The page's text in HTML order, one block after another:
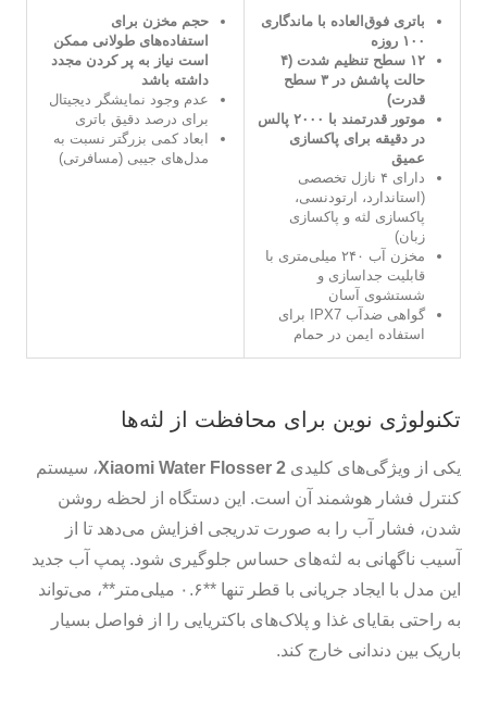
باتری فوق‌العاده با ماندگاری
۱۰۰ روزه
۱۲ سطح تنظیم شدت (۴
حالت پاشش در ۳ سطح
قدرت)
موتور قدرتمند با ۲۰۰۰ پالس
در دقیقه برای پاکسازی
عمیق
دارای ۴ نازل تخصصی
(استاندارد، ارتودنسی،
پاکسازی لثه و پاکسازی
زبان)
مخزن آب ۲۴۰ میلی‌متری با
قابلیت جداسازی و
شستشوی آسان
گواهی ضدآب IPX7 برای
استفاده ایمن در حمام
حجم مخزن برای
استفاده‌های طولانی ممکن
است نیاز به پر کردن مجدد
داشته باشد
عدم وجود نمایشگر دیجیتال
برای درصد دقیق باتری
ابعاد کمی بزرگتر نسبت به
مدل‌های جیبی (مسافرتی)
تکنولوژی نوین برای محافظت از لثه‌ها
یکی از ویژگی‌های کلیدی Xiaomi Water Flosser 2، سیستم
کنترل فشار هوشمند آن است. این دستگاه از لحظه روشن
شدن، فشار آب را به صورت تدریجی افزایش می‌دهد تا از
آسیب ناگهانی به لثه‌های حساس جلوگیری شود. پمپ آب جدید
این مدل با ایجاد جریانی با قطر تنها **۰.۶ میلی‌متر**، می‌تواند
به راحتی بقایای غذا و پلاک‌های باکتریایی را از فواصل بسیار
باریک بین دندانی خارج کند.